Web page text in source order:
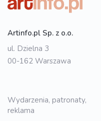
Artinfo.pl Sp. z o.o.
ul. Dzielna 3
00-162 Warszawa
Wydarzenia, patronaty,
reklama